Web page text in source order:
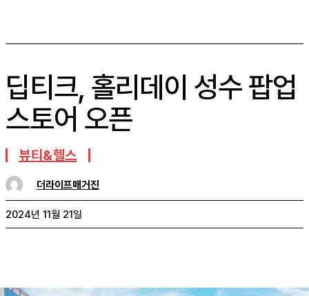
딥티크, 홀리데이 성수 팝업
스토어 오픈
뷰티&헬스
더라이프매거진
2024년 11월 21일